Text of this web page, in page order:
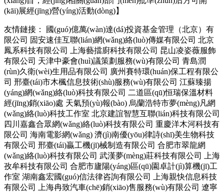
(kāi)展經(jīng)營(yíng)活動(dòng)】
友情鏈接：
國(guó)億萬(wàn)達(dá)投資基金管理（北京）有
限公司 固安速佳互聯(lián)網(wǎng)絡(luò)傳媒有限公司 北京
鳳系科技有限公司
上海藝擋廚科技有限公司 昆山凌姿薇服飾
有限公司 天津中豪會(huì)議策劃服務(wù)有限公司 青島潤
(rùn)久衛(wèi)生用品有限公司 廣州賽特環(huán)保工程有限公
司 邢臺(tái)市木楓信息技術(shù)服務(wù)有限公司 江蘇臻揚
(yáng)網(wǎng)絡(luò)科技有限公司 二道區(qū)恒瑞保溫材料
經(jīng)銷(xiāo)處 天氣預(yù)報(bào) 烏蘭浩特市夢(mèng)凡網
(wǎng)絡(luò)科技工作室 北京建誼智慧互聯(lián)科技有限公司
四川嘉鑫合眾網(wǎng)絡(luò)科技有限公司 重慶洋木河科技有
限公司 海南電影網(wǎng) 濟(jì)南優(yōu)律詩(shī)美生物科技
有限公司 邢臺(tái)贏工機(jī)械制造有限公司 合肥市翠龍網
(wǎng)絡(luò)科技有限公司 武漢夢(mèng)莊科技有限公司
上海
孜牟科技有限公司 合肥市廬陽(yáng)區(qū)園卓計(jì)算機(jī)工
作室 湖南鑫宏國(guó)信法律咨詢有限公司
上海親快信息科技
有限公司
上海冉致汽車(chē)銷(xiāo)售服務(wù)有限公司 遼寧